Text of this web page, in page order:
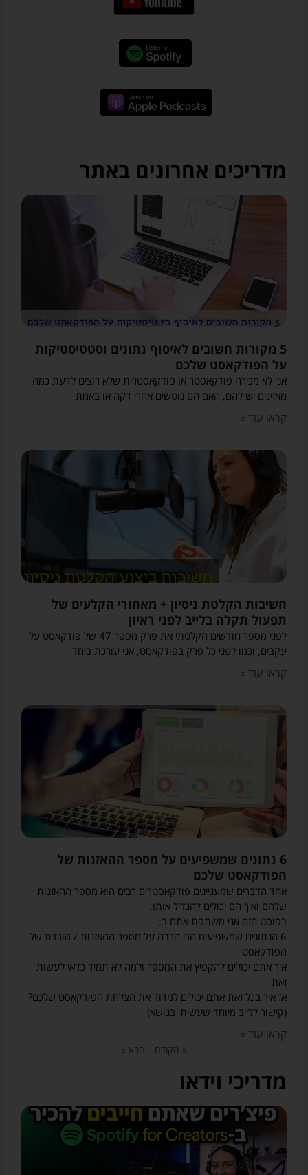
מדריכים אחרונים באתר
5 מקורות חשובים לאיסוף נתונים וסטטיסטיקות
על הפודקאסט שלכם
אני לא מכירה פודקאסטר או פודקאסטרית שלא רוצים לדעת כמה
מאזינים יש להם, האם הם נוטשים אחרי דקה או באמת
קראו עוד »
חשיבות הקלטת ניסיון + מאחורי הקלעים של
תפעול תקלה בלייב לפני ראיון
לפני מספר חודשים הקלטתי את פרק מספר 47 של פודקאסט על
עקבים, וכמו לפני כל פרק בפודקאסט, אני עורכת ביחד
קראו עוד »
6 נתונים שמשפיעים על מספר ההאזנות של
הפודקאסט שלכם
אחד הדברים שמעניינים פודקאסטרים רבים הוא מספר ההאזנות
שלהם ואיך הם יכולים להגדיל אותו.
בפוסט הזה אני משתפת אתם ב:
6 הנתונים שמשפיעים הכי הרבה על מספר ההאזנות / הורדת של
הפודקאסט
איך אתם יכולים להקפיץ את המספר ולמה לא תמיד כדאי לעשות
זאת
אז איך בכל זאת אתם יכולים למדוד את הצלחת הפודקאסט שלכם?
(קישור ללייב מיוחד שעשיתי בנושא)
קראו עוד »
« הקודם הבא »
מדריכי וידאו